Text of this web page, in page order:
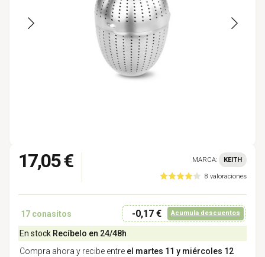
17,05 € MARCA: KEITH
8 valoraciones
17 conasitos -0,17 € Acumula descuentos
En stock Recíbelo en 24/48h
Compra ahora y recibe entre el martes 11 y miércoles 12